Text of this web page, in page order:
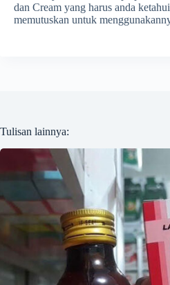
dan Cream yang harus anda
memutuskan untuk
Tulisan lainnya: